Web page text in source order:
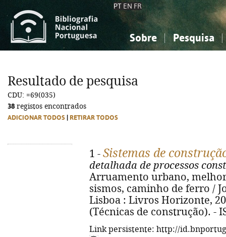
PT EN FR
Sobre Pesquisa
Ciências sociais...
Ciências sociais...
Resultado de pesquisa
CDU: =69(035)
38 registos encontrados
ADICIONAR TODOS RETIRAR TODOS
1 - Sistemas de
detalhada de processos
Arruamento urbano,
sismos, caminho de ferro /
Lisboa : Livros Horizonte,
(Técnicas de construção). -
Link persistente: http://